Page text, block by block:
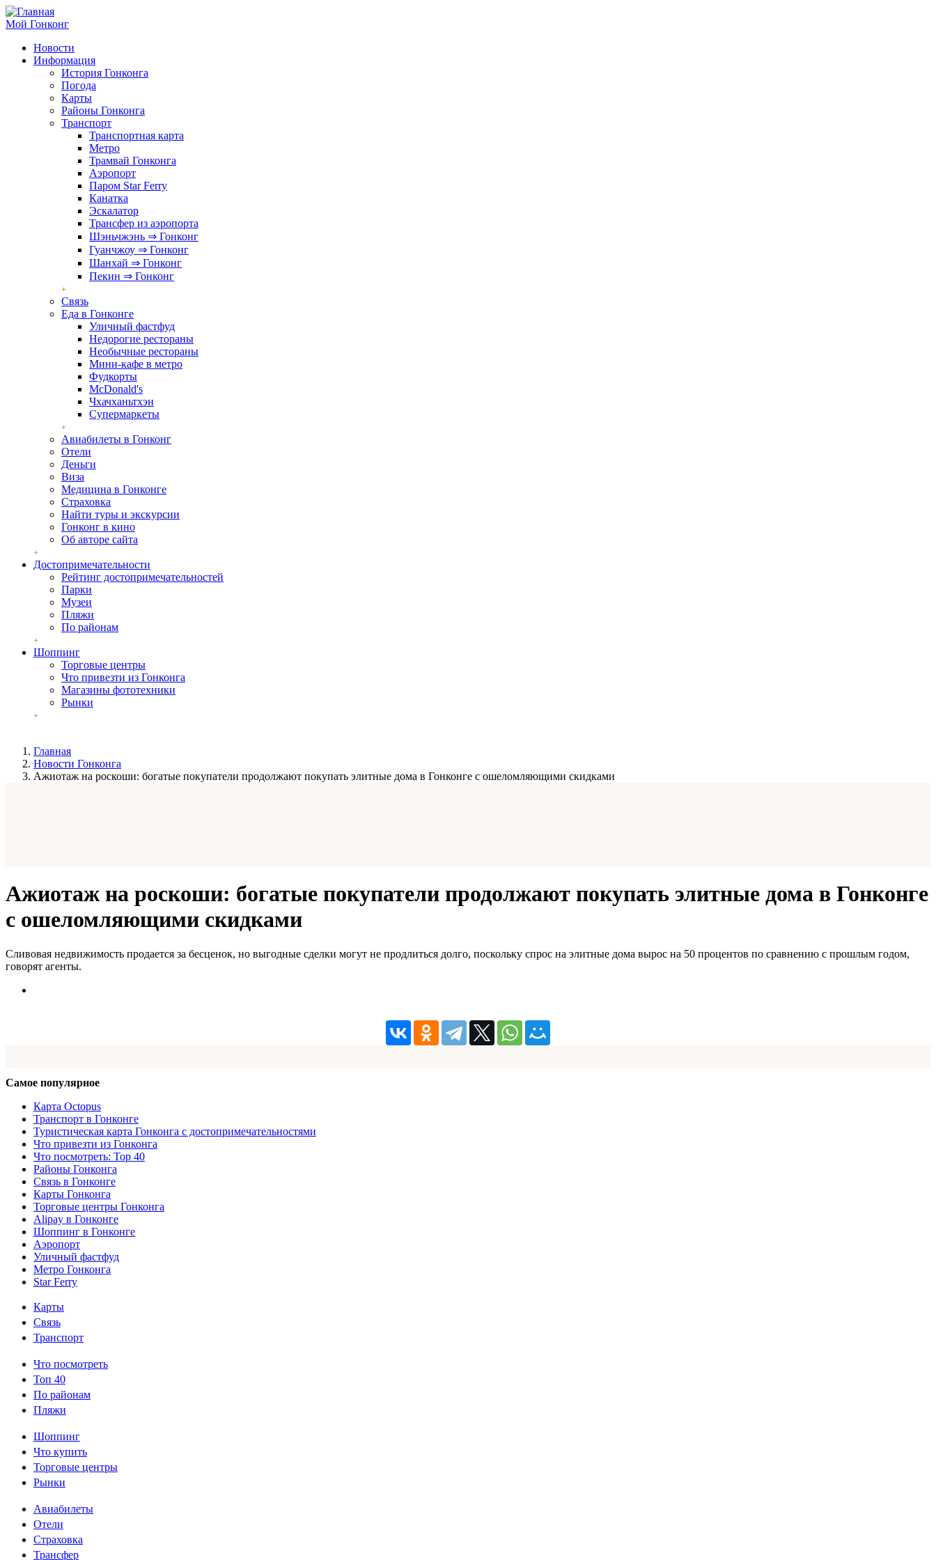
Перейти
к
содержанию
Мой Гонконг
Основные
ссылки
Новости
Информация
История Гонконга
Погода
Карты
Районы Гонконга
Транспорт
Транспортная карта
Метро
Трамвай Гонконга
Аэропорт
Паром Star Ferry
Канатка
Эскалатор
Трансфер из аэропорта
Шэньчжэнь ⇒ Гонконг
Гуанчжоу ⇒ Гонконг
Шанхай ⇒ Гонконг
Пекин ⇒ Гонконг
Связь
Еда в Гонконге
Уличный фастфуд
Недорогие рестораны
Необычные рестораны
Мини-кафе в метро
Фудкорты
McDonald's
Чхачханьтхэн
Супермаркеты
Авиабилеты в Гонконг
Отели
Деньги
Виза
Медицина в Гонконге
Страховка
Найти туры и экскурсии
Гонконг в кино
Об авторе сайта
Достопримечательности
Рейтинг достопримечательностей
Парки
Музеи
Пляжи
По районам
Шоппинг
Торговые центры
Что привезти из Гонконга
Магазины фототехники
Рынки
Главная
Новости Гонконга
Ажиотаж на роскоши: богатые покупатели продолжают покупать элитные дома в Гонконге с ошеломляющими скидками
Ажиотаж на роскоши: богатые покупатели продолжают покупать элитные дома в Гонконге
с ошеломляющими скидками
Сливовая недвижимость продается за бесценок, но выгодные сделки могут не продлиться долго, поскольку спрос на элитные дома вырос на 50 процентов по сравнению с прошлым годом,
говорят агенты.
Самое популярное
Карта Octopus
Транспорт в Гонконге
Туристическая карта Гонконга с достопримечательностями
Что привезти из Гонконга
Что посмотреть: Top 40
Районы Гонконга
Связь в Гонконге
Карты Гонконга
Торговые центры Гонконга
Alipay в Гонконге
Шоппинг в Гонконге
Аэропорт
Уличный фастфуд
Метро Гонконга
Star Ferry
Информация
Карты
Связь
Транспорт
Что
посмотреть
bottom
Что посмотреть
Топ 40
По районам
Пляжи
Шоппинг
bottom
Шоппинг
Что купить
Торговые центры
Рынки
bottom
Авиабилеты
Отели
Страховка
Трансфер